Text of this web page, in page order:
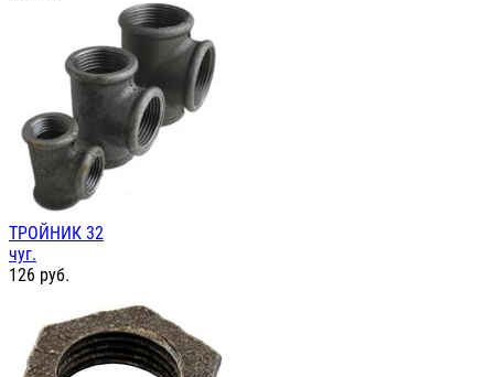
ТРОЙНИК 32
чуг.
126 руб.